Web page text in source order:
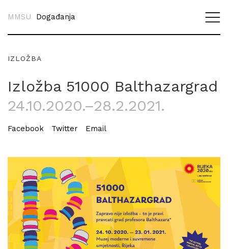
MMSU Događanja
IZLOŽBA
Izložba 51000 Balthazargrad
24.10.2020.–28.2.2021.
Facebook Twitter Email